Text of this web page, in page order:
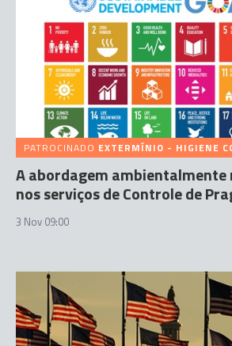
PATROCINADO EXTERMÍNIO - HIGIENE
A abordagem ambientalmente
nos serviços de Controle de
3 Nov 09:00